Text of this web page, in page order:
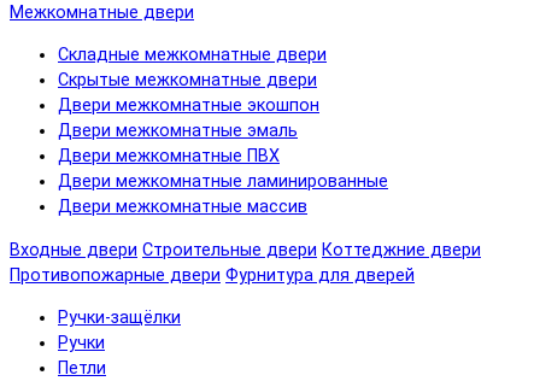
Межкомнатные двери
Складные межкомнатные двери
Скрытые межкомнатные двери
Двери межкомнатные экошпон
Двери межкомнатные эмаль
Двери межкомнатные ПВХ
Двери межкомнатные ламинированные
Двери межкомнатные массив
Входные двери Строительные двери Коттеджние двери
Противопожарные двери Фурнитура для дверей
Ручки-защёлки
Ручки
Петли